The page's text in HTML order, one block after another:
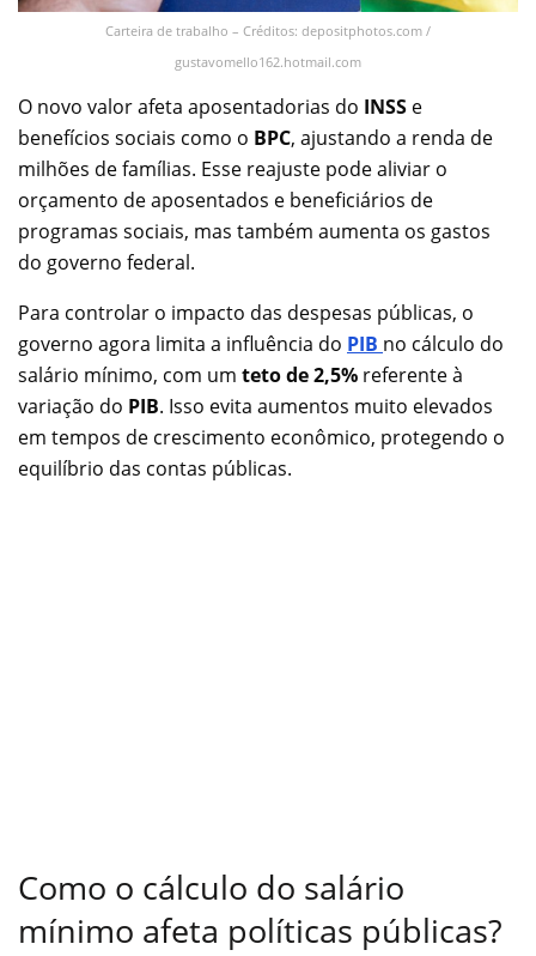
Carteira de trabalho – Créditos: depositphotos.com /
gustavomello162.hotmail.com
O novo valor afeta aposentadorias do INSS e
benefícios sociais como o BPC, ajustando a renda de
milhões de famílias. Esse reajuste pode aliviar o
orçamento de aposentados e beneficiários de
programas sociais, mas também aumenta os gastos
do governo federal.
Para controlar o impacto das despesas públicas, o
governo agora limita a influência do PIB no cálculo do
salário mínimo, com um teto de 2,5% referente à
variação do PIB. Isso evita aumentos muito elevados
em tempos de crescimento econômico, protegendo o
equilíbrio das contas públicas.
Como o cálculo do salário
mínimo afeta políticas públicas?